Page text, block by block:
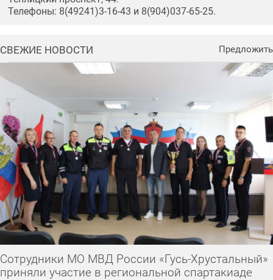
Телефоны: 8(49241)3-16-43 и 8(904)037-65-25.
СВЕЖИЕ НОВОСТИ Предложить
Сотрудники МО МВД России «Гусь-Хрустальный»
приняли участие в региональной спартакиаде